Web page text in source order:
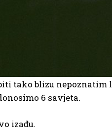
tako blizu
6 savjeta.
izađu.